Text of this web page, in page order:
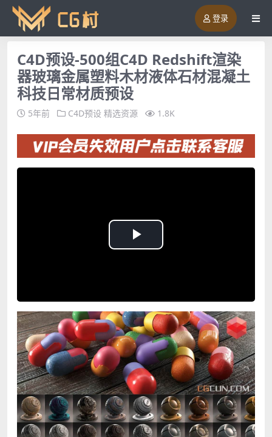
登录
C4D预设-500组C4D Redshift渲染
器玻璃金属塑料木材液体石材混凝土
科技日常材质预设
5年前 C4D预设 精选资源 1.8K
Play